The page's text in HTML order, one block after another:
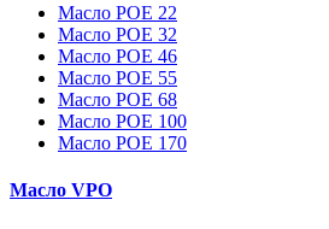
Масло POE 22
Масло POE 32
Масло POE 46
Масло POE 55
Масло POE 68
Масло POE 100
Масло POE 170
Масло VPO